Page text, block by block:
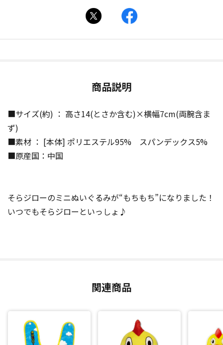
商品説明
■サイズ(約) ： 高さ14(とさか含む)×横幅7cm(両腕含ま
ず)
■素材 ： [本体] ポリエステル95% スパンデックス5%
■原産国：中国
そらジローのミニぬいぐるみが“もちもち”になりました！
いつでもそらジローといっしょ♪
関連商品